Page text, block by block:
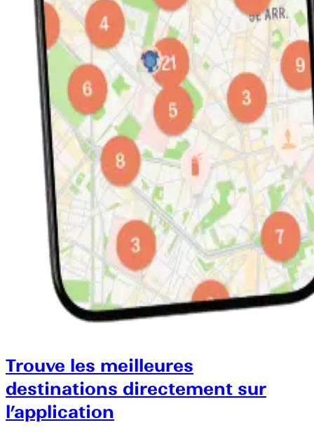
Trouve les meilleures
destinations directement sur
l’application